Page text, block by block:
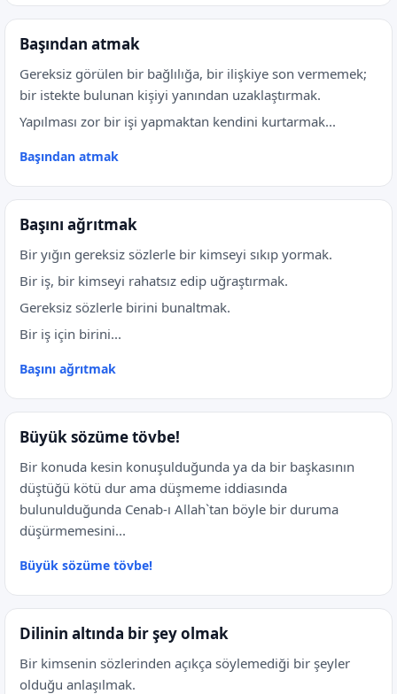
Başından atmak
Gereksiz görülen bir bağlılığa, bir ilişkiye son vermemek;
bir istekte bulunan kişiyi yanından uzaklaştırmak.
Yapılması zor bir işi yapmaktan kendini kurtarmak...
Başından atmak
Başını ağrıtmak
Bir yığın gereksiz sözlerle bir kimseyi sıkıp yormak.
Bir iş, bir kimseyi rahatsız edip uğraştırmak.
Gereksiz sözlerle birini bunaltmak.
Bir iş için birini...
Başını ağrıtmak
Büyük sözüme tövbe!
Bir konuda kesin konuşulduğunda ya da bir başkasının
düştüğü kötü dur ama düşmeme iddiasında
bulunulduğunda Cenab-ı Allah`tan böyle bir duruma
düşürmemesini...
Büyük sözüme tövbe!
Dilinin altında bir şey olmak
Bir kimsenin sözlerinden açıkça söylemediği bir şeyler
olduğu anlaşılmak.